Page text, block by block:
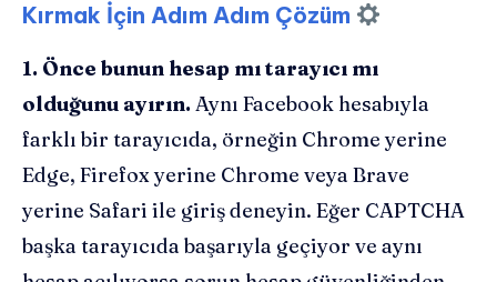
Kırmak İçin Adım Adım Çözüm
1. Önce bunun hesap mı tarayıcı mı
olduğunu ayırın. Aynı Facebook hesabıyla
farklı bir tarayıcıda, örneğin Chrome yerine
Edge, Firefox yerine Chrome veya Brave
yerine Safari ile giriş deneyin. Eğer CAPTCHA
başka tarayıcıda başarıyla geçiyor ve aynı